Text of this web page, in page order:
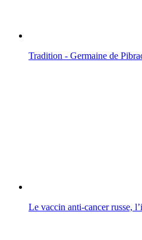
Tradition - Germaine de
Le vaccin anti-cancer russe,